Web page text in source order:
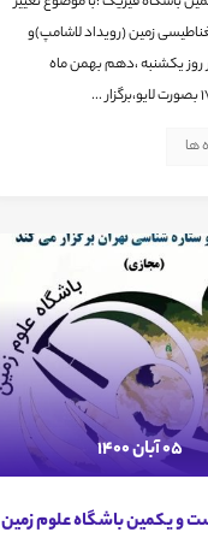
زمین (رویداد لاشامپ)و
روز یکشنبه ،دهم بهمن ماه
ها
05 آبان 1400
و یکمین باشگاه علوم زمین